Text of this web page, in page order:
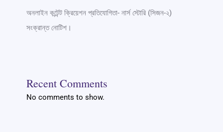
অনলাইন কন্টেন্ট ক্রিয়েশন প্রতিযোগিতা- নার্স স্টোরি (সিজন-২)
সংক্রান্ত নোটিশ।
Recent Comments
No comments to show.